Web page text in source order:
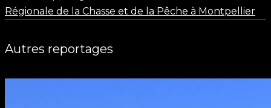
Régionale de la Chasse et de la Pêche à Montpellier
Autres reportages